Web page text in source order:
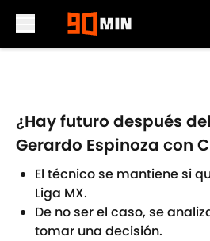
¿Hay futuro después
Gerardo Espinoza con
El técnico se mantiene si
Liga MX.
De no ser el caso, se
tomar una decisión.